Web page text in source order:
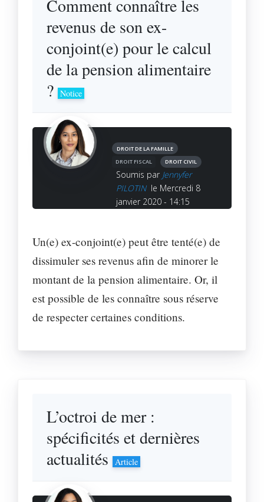
Comment connaître les
revenus de son ex-
conjoint(e) pour le calcul
de la pension alimentaire
? Notice
DROIT DE LA FAMILLE
DROIT FISCAL
DROIT CIVIL
Soumis par Jennyfer
PILOTIN le Mercredi 8
janvier 2020 - 14:15
Un(e) ex-conjoint(e) peut être tenté(e) de
dissimuler ses revenus afin de minorer le
montant de la pension alimentaire. Or, il
est possible de les connaître sous réserve
de respecter certaines conditions.
L’octroi de mer :
spécificités et dernières
actualités
Article